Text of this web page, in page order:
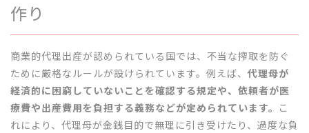
作り
商業的代理出産が認められている国では、不当な搾取を防ぐ
ために厳格なルールが設けられています。例えば、 代理母が
経済的に困窮していないことを確認する規定や、依頼者が医
療費や出産費用を負担する義務などが定められています。 こ
れにより、代理母が金銭目的で無理に引き受けたり、過度な負